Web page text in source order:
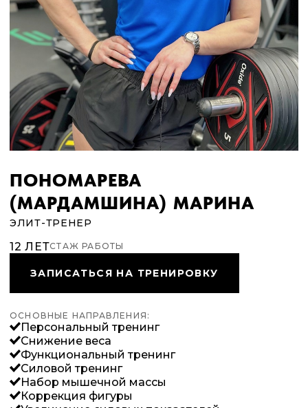
ПОНОМАРЕВА
(МАРДАМШИНА) МАРИНА
ЭЛИТ-ТРЕНЕР
12 ЛЕТСТАЖ РАБОТЫ
ЗАПИСАТЬСЯ НА ТРЕНИРОВКУ
ОСНОВНЫЕ НАПРАВЛЕНИЯ:
Персональный тренинг
Снижение веса
Функциональный тренинг
Силовой тренинг
Набор мышечной массы
Коррекция фигуры